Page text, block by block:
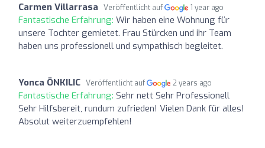
Carmen Villarrasa Veröffentlicht auf 1 year ago
Fantastische Erfahrung: Wir haben eine Wohnung für
unsere Tochter gemietet. Frau Stürcken und ihr Team
haben uns professionell und sympathisch begleitet.
Yonca ÖNKILIC Veröffentlicht auf 2 years ago
Fantastische Erfahrung: Sehr nett Sehr Professionell
Sehr Hilfsbereit, rundum zufrieden! Vielen Dank für alles!
Absolut weiterzuempfehlen!